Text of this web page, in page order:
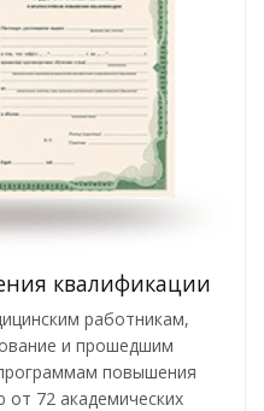
квалификации
работникам,
и прошедшим
повышения
от 72 академических